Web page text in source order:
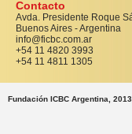
Contacto
Avda. Presidente Roque
Buenos Aires - Argentina
info@ficbc.com.ar
+54 11 4820 3993
+54 11 4811 1305
Fundación ICBC Argentina,